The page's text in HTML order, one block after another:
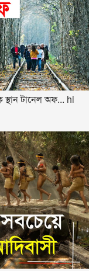
স্থান টানেল অফ... hi